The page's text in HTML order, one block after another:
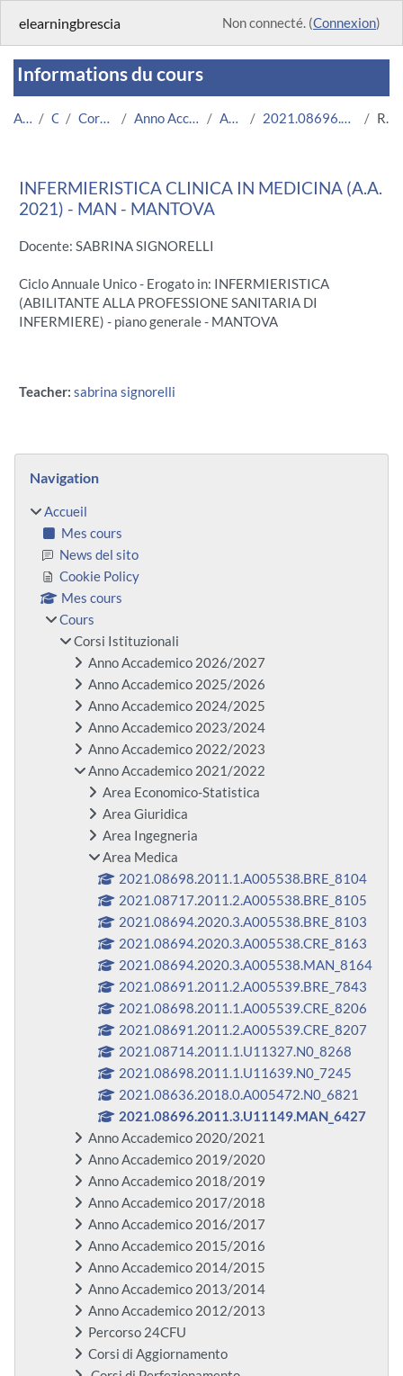
elearningbrescia Non connecté. (Connexion)
Informations du cours
Accueil Cours Corsi Istituzionali Anno Accademico 2021/2022 Area Medica 2021.08696.2011.3.U11149.MAN_6427 Résumé
INFERMIERISTICA CLINICA IN MEDICINA (A.A.
2021) - MAN - MANTOVA
Docente: SABRINA SIGNORELLI
Ciclo Annuale Unico - Erogato in: INFERMIERISTICA
(ABILITANTE ALLA PROFESSIONE SANITARIA DI
INFERMIERE) - piano generale - MANTOVA
Teacher: sabrina signorelli
Blocs
Navigation
Accueil
Mes cours
News del sito
Cookie Policy
Mes cours
Cours
Corsi Istituzionali
Anno Accademico 2026/2027
Anno Accademico 2025/2026
Anno Accademico 2024/2025
Anno Accademico 2023/2024
Anno Accademico 2022/2023
Anno Accademico 2021/2022
Area Economico-Statistica
Area Giuridica
Area Ingegneria
Area Medica
2021.08698.2011.1.A005538.BRE_8104
2021.08717.2011.2.A005538.BRE_8105
2021.08694.2020.3.A005538.BRE_8103
2021.08694.2020.3.A005538.CRE_8163
2021.08694.2020.3.A005538.MAN_8164
2021.08691.2011.2.A005539.BRE_7843
2021.08698.2011.1.A005539.CRE_8206
2021.08691.2011.2.A005539.CRE_8207
2021.08714.2011.1.U11327.N0_8268
2021.08698.2011.1.U11639.N0_7245
2021.08636.2018.0.A005472.N0_6821
2021.08696.2011.3.U11149.MAN_6427
Anno Accademico 2020/2021
Anno Accademico 2019/2020
Anno Accademico 2018/2019
Anno Accademico 2017/2018
Anno Accademico 2016/2017
Anno Accademico 2015/2016
Anno Accademico 2014/2015
Anno Accademico 2013/2014
Anno Accademico 2012/2013
Percorso 24CFU
Corsi di Aggiornamento